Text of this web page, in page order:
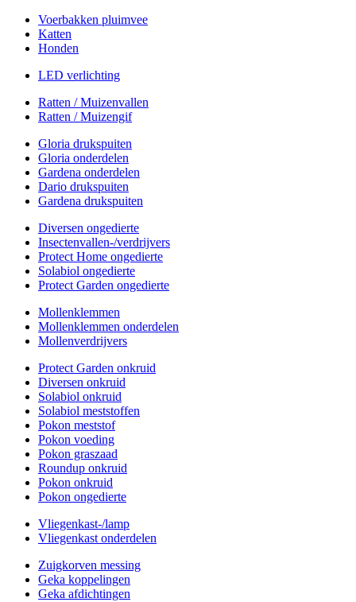
Voerbakken pluimvee
Katten
Honden
LED verlichting
Ratten / Muizenvallen
Ratten / Muizengif
Gloria drukspuiten
Gloria onderdelen
Gardena onderdelen
Dario drukspuiten
Gardena drukspuiten
Diversen ongedierte
Insectenvallen-/verdrijvers
Protect Home ongedierte
Solabiol ongedierte
Protect Garden ongedierte
Mollenklemmen
Mollenklemmen onderdelen
Mollenverdrijvers
Protect Garden onkruid
Diversen onkruid
Solabiol onkruid
Solabiol meststoffen
Pokon meststof
Pokon voeding
Pokon graszaad
Roundup onkruid
Pokon onkruid
Pokon ongedierte
Vliegenkast-/lamp
Vliegenkast onderdelen
Zuigkorven messing
Geka koppelingen
Geka afdichtingen